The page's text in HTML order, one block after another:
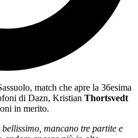
match che apre la 36esima
di Dazn, Kristian Thortsvedt
in merito.
mancano tre partite e